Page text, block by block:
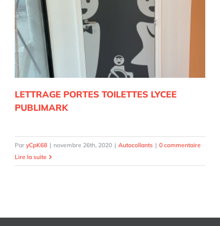
LETTRAGE PORTES TOILETTES LYCEE
PUBLIMARK
Par yCpK68 | novembre 26th, 2020 | Autocollants | 0 commentaire
Lire la suite